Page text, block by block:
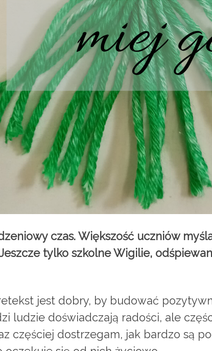
czas. Większość uczniów
tylko szkolne Wigilie,
jest dobry, by budować
ludzie doświadczają radości, ale
częściej dostrzegam, jak bardzo są